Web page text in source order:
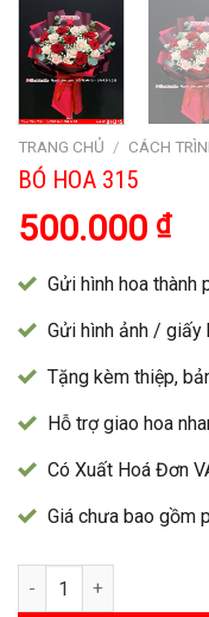
TRANG CHỦ / CÁCH
BÓ HOA 315
500.000 ₫
Gửi hình hoa
Gửi hình ảnh / giấy
Tặng kèm thiệp,
Hỗ trợ giao hoa
Có Xuất Hoá Đơn
Giá chưa bao gồm
Bó Hoa 315 số lượng